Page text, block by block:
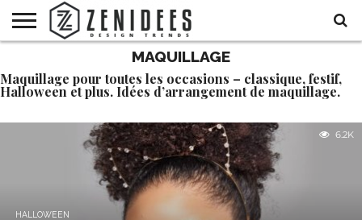
DE
FÊTE
ET
BEAUTÉ
MAQUILLAGE
Maquillage pour toutes les occasions – classique, festif,
Halloween et plus. Idées d’arrangement de maquillage.
HALLOWEEN
6.2K